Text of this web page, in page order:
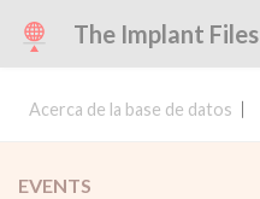
The Implant Files
Acerca de la base de datos
EVENTS